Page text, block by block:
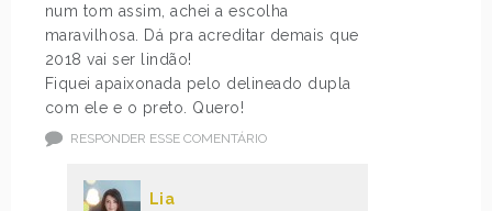
num tom assim, achei a escolha
maravilhosa. Dá pra acreditar demais que
2018 vai ser lindão!
Fiquei apaixonada pelo delineado dupla
com ele e o preto. Quero!
RESPONDER ESSE COMENTÁRIO
Lia